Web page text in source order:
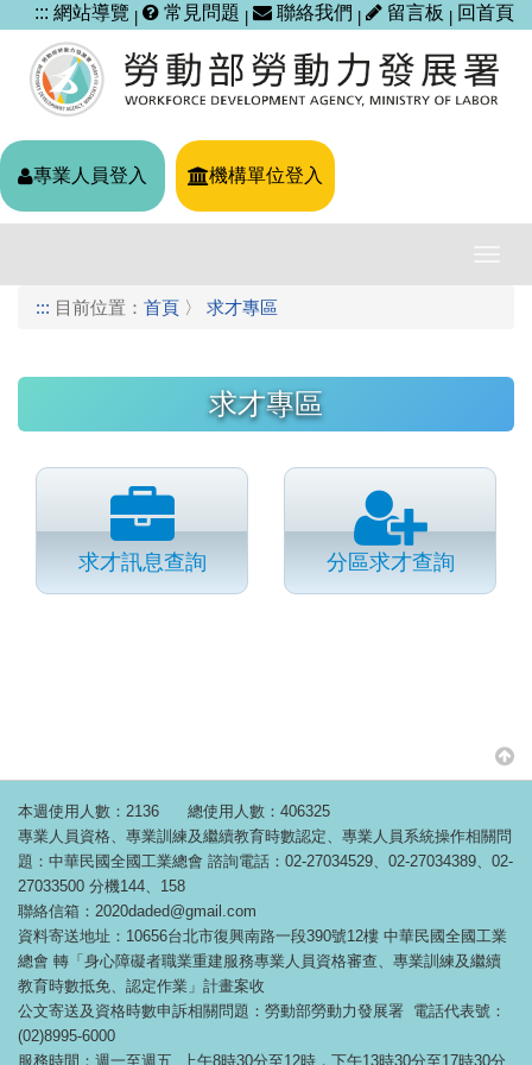
跳
到
主
要
內
容
區
塊
::: 網站導覽 常見問題 聯絡我們 留言板 回首頁
專業人員登入 機構單位登入
::: 目前位置： 首頁 〉 求才專區
求才專區
求才訊息查詢 分區求才查詢
本週使用人數：2136
總使用人數：406325
專業人員資格、專業訓練及繼續教育時數認定、專業人員系統操作相關問
題：中華民國全國工業總會 諮詢電話：02-27034529、02-27034389、02-
27033500 分機144、158
聯絡信箱：2020daded@gmail.com
資料寄送地址：10656台北市復興南路一段390號12樓 中華民國全國工業
總會 轉「身心障礙者職業重建服務專業人員資格審查、專業訓練及繼續
教育時數抵免、認定作業」計畫案收
公文寄送及資格時數申訴相關問題：勞動部勞動力發展署 電話代表號：
(02)8995-6000
服務時間：週一至週五 上午8時30分至12時，下午13時30分至17時30分